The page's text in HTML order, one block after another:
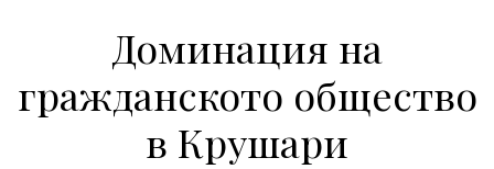
Доминация на
гражданското общество
в Крушари